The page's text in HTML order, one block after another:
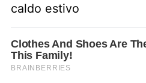
caldo estivo